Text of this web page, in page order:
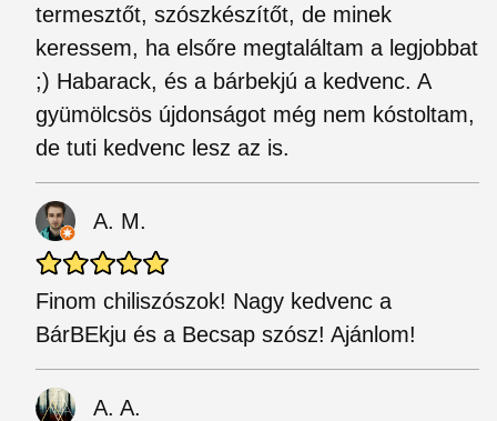
termesztőt, szószkészítőt, de minek
keressem, ha elsőre megtaláltam a legjobbat
;) Habarack, és a bárbekjú a kedvenc. A
gyümölcsös újdonságot még nem kóstoltam,
de tuti kedvenc lesz az is.
A. M.
Finom chiliszószok! Nagy kedvenc a
BárBEkju és a Becsap szósz! Ajánlom!
A. A.